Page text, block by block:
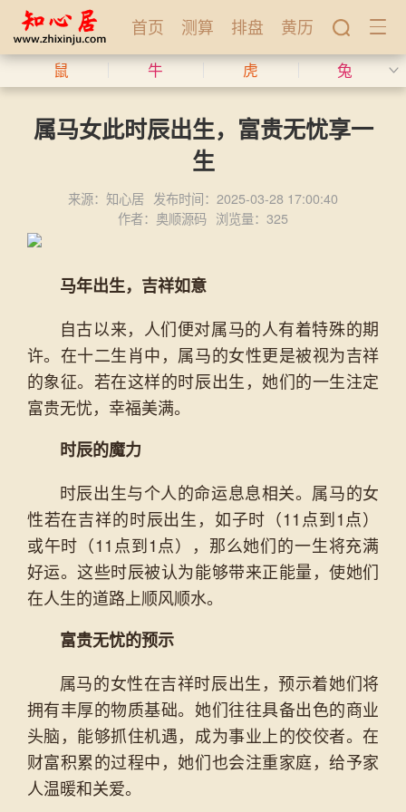
首页 测算 排盘 黄历
鼠 牛 虎 兔
属马女此时辰出生，富贵无忧享一
生
来源：知心居 发布时间：2025-03-28 17:00:40
作者：奥顺源码 浏览量：325
马年出生，吉祥如意
自古以来，人们便对属马的人有着特殊的期
许。在十二生肖中，属马的女性更是被视为吉祥
的象征。若在这样的时辰出生，她们的一生注定
富贵无忧，幸福美满。
时辰的魔力
时辰出生与个人的命运息息相关。属马的女
性若在吉祥的时辰出生，如子时（11点到1点）
或午时（11点到1点），那么她们的一生将充满
好运。这些时辰被认为能够带来正能量，使她们
在人生的道路上顺风顺水。
富贵无忧的预示
属马的女性在吉祥时辰出生，预示着她们将
拥有丰厚的物质基础。她们往往具备出色的商业
头脑，能够抓住机遇，成为事业上的佼佼者。在
财富积累的过程中，她们也会注重家庭，给予家
人温暖和关爱。